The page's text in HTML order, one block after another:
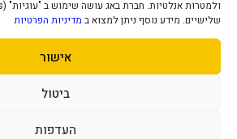
שלישיים. מידע נוסף ניתן למצוא ב מדיניות הפרטיות
אישור
ביטול
העדפות
כרטיס מסך NVIDIA Quadro
RTX